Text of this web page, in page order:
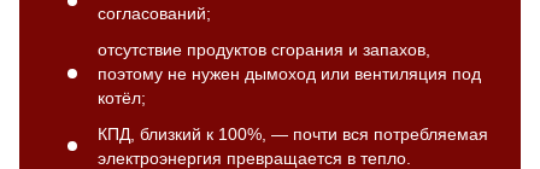
согласований;
отсутствие продуктов сгорания и запахов,
поэтому не нужен дымоход или вентиляция под
котёл;
КПД, близкий к 100%, — почти вся потребляемая
электроэнергия превращается в тепло.